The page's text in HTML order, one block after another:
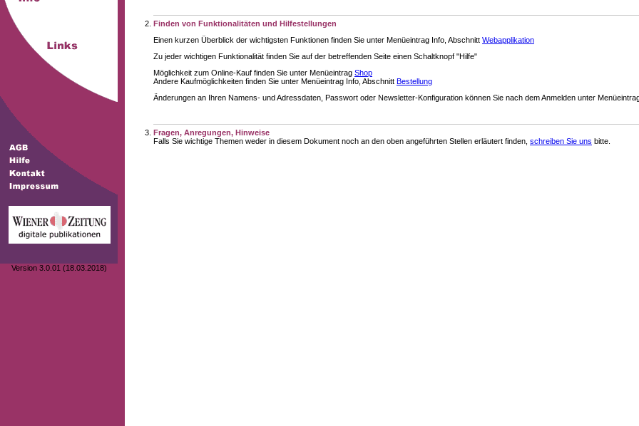
Version 3.0.01 (18.03.2018)
Finden von Funktionalitäten und Hilfestellungen
Einen kurzen Überblick der wichtigsten Funktionen finden Sie unter Menüeintrag Info, Abschnitt Webapplikation
Zu jeder wichtigen Funktionalität finden Sie auf der betreffenden Seite einen Schaltknopf "Hilfe"
Möglichkeit zum Online-Kauf finden Sie unter Menüeintrag Shop
Andere Kaufmöglichkeiten finden Sie unter Menüeintrag Info, Abschnitt Bestellung
Änderungen an Ihren Namens- und Adressdaten, Passwort oder Newsletter-Konfiguration können Sie nach dem Anmelden unter
Fragen, Anregungen, Hinweise
Falls Sie wichtige Themen weder in diesem Dokument noch an den oben angeführten Stellen erläutert finden, schreiben Sie uns bitte.